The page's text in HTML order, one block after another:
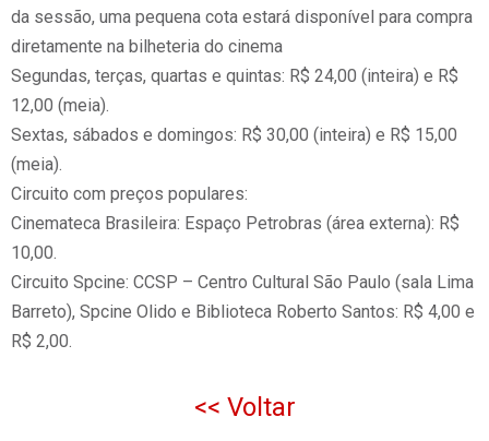
da sessão, uma pequena cota estará disponível para compra
diretamente na bilheteria do cinema
Segundas, terças, quartas e quintas: R$ 24,00 (inteira) e R$
12,00 (meia).
Sextas, sábados e domingos: R$ 30,00 (inteira) e R$ 15,00
(meia).
Circuito com preços populares:
Cinemateca Brasileira: Espaço Petrobras (área externa): R$
10,00.
Circuito Spcine: CCSP – Centro Cultural São Paulo (sala Lima
Barreto), Spcine Olido e Biblioteca Roberto Santos: R$ 4,00 e
R$ 2,00.
<< Voltar